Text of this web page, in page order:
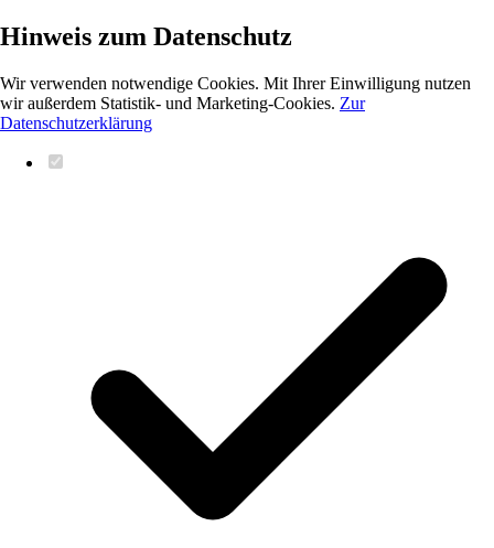
Hinweis zum Datenschutz
Wir verwenden notwendige Cookies. Mit Ihrer Einwilligung nutzen
wir außerdem Statistik- und Marketing-Cookies. Zur
Datenschutzerklärung